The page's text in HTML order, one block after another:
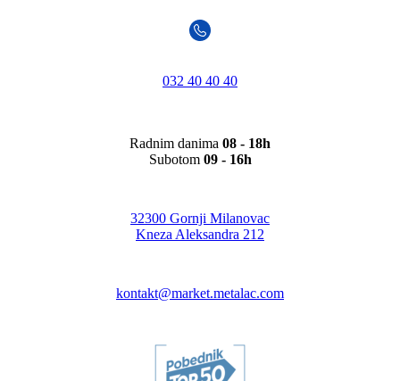
032 40 40 40
Radnim danima 08 - 18h
Subotom 09 - 16h
32300 Gornji Milanovac
Kneza Aleksandra 212
kontakt@market.metalac.com